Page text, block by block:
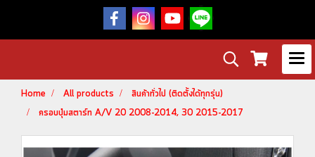
Home All products
สินค้าทั่วไป (ติดตั้งได้ทุกรุ่น)
ครอบปุ่มสตาร์ท A/V 20 2008-2014, 30 2015-2017